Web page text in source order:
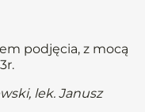
podjęcia, z mocą
lek. Janusz